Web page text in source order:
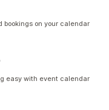
bookings on your calendar
easy with event calendar